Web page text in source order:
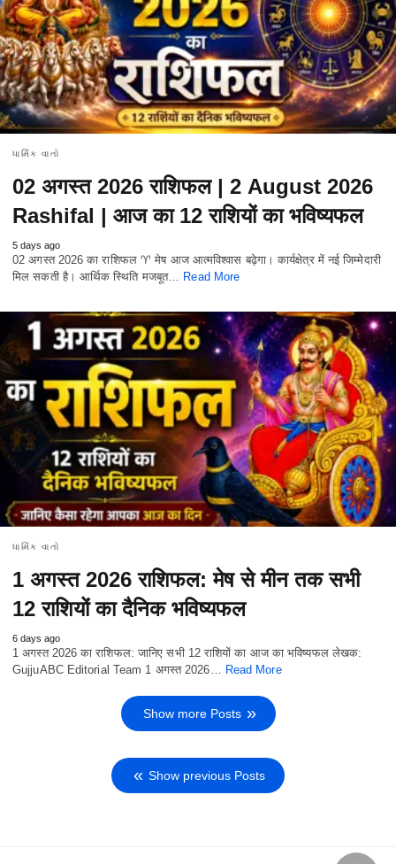
ધાર્મિક વાતો
02 अगस्त 2026 राशिफल | 2 August 2026
Rashifal | आज का 12 राशियों का भविष्यफल
5 days ago
02 अगस्त 2026 का राशिफल ♈ मेष आज आत्मविश्वास बढ़ेगा। कार्यक्षेत्र में नई जिम्मेदारी
मिल सकती है। आर्थिक स्थिति मजबूत…
Read More
ધાર્મિક વાતો
1 अगस्त 2026 राशिफल: मेष से मीन तक सभी
12 राशियों का दैनिक भविष्यफल
6 days ago
1 अगस्त 2026 का राशिफल: जानिए सभी 12 राशियों का आज का भविष्यफल लेखक:
GujjuABC Editorial Team 1 अगस्त 2026… Read More
Show more Posts
Show previous Posts